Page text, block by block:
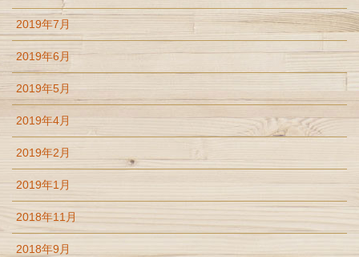
2019年7月
2019年6月
2019年5月
2019年4月
2019年2月
2019年1月
2018年11月
2018年9月